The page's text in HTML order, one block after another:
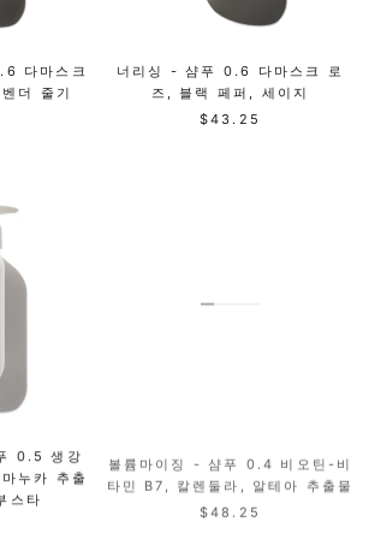
다마스크
더 줄기
너리싱 - 샴푸 0.6 다마스크 로
즈, 블랙 페퍼, 세이지
$43.25
0.5 생강
누카 추출
스타
볼륨마이징 - 샴푸 0.4 비오틴-비
타민 B7, 칼렌둘라, 알테아 추출물
$48.25